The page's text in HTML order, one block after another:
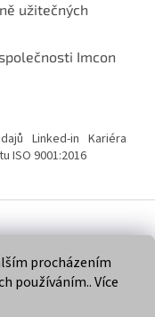
procházením
používáním.. Více
užitečných
Imcon
Linked-in Kariéra
ISO 9001:2016